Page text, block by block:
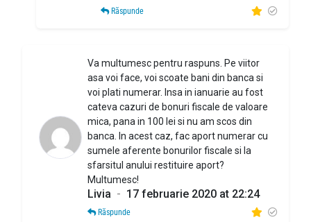
Răspunde
Va multumesc pentru raspuns. Pe viitor
asa voi face, voi scoate bani din banca si
voi plati numerar. Insa in ianuarie au fost
cateva cazuri de bonuri fiscale de valoare
mica, pana in 100 lei si nu am scos din
banca. In acest caz, fac aport numerar cu
sumele aferente bonurilor fiscale si la
sfarsitul anului restituire aport?
Multumesc!
Livia - 17 februarie 2020 at 22:24
Răspunde